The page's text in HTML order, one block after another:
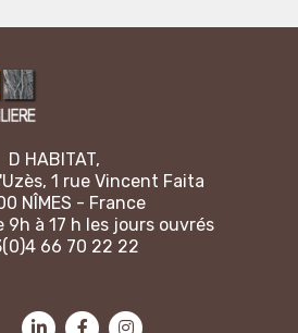
D HABITAT,
1 rue Vincent Faita
NÎMES - France
9h à 17 h les jours ouvrés
66 70 22 22